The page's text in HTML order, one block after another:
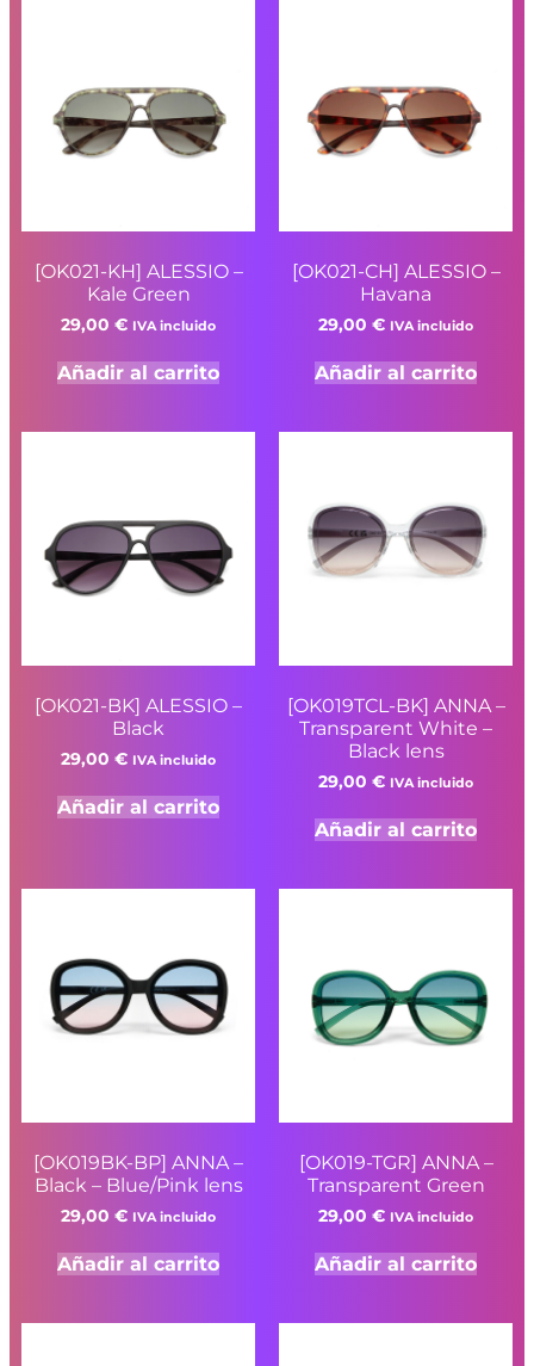
[OK021-KH] ALESSIO –
Kale Green
29,00 € IVA incluido
Añadir al carrito
[OK021-CH] ALESSIO –
Havana
29,00 € IVA incluido
Añadir al carrito
[OK021-BK] ALESSIO –
Black
29,00 € IVA incluido
Añadir al carrito
[OK019TCL-BK] ANNA –
Transparent White –
Black lens
29,00 € IVA incluido
Añadir al carrito
[OK019BK-BP] ANNA –
Black – Blue/Pink lens
29,00 € IVA incluido
Añadir al carrito
[OK019-TGR] ANNA –
Transparent Green
29,00 € IVA incluido
Añadir al carrito